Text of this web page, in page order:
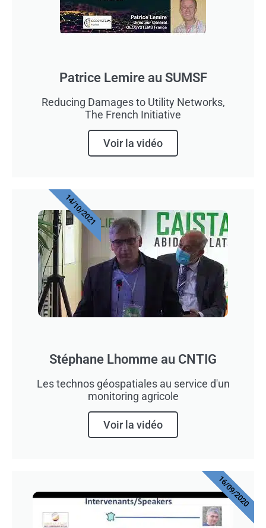
Patrice Lemire au SUMSF
Reducing Damages to Utility Networks,
The French Initiative
Voir la vidéo
Stéphane Lhomme au CNTIG
Les technos géospatiales au service d'un
monitoring agricole
Voir la vidéo
14/10/2021
16/09/2020